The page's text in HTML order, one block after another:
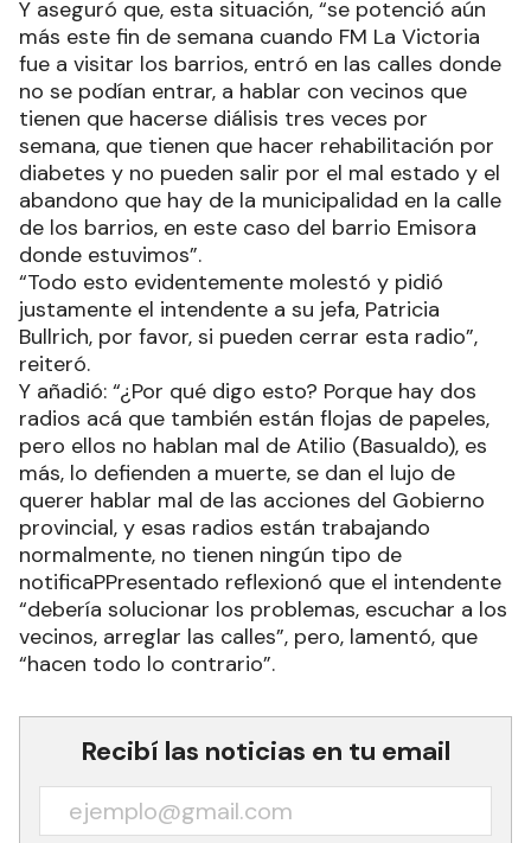
Y aseguró que, esta situación, “se potenció aún
más este fin de semana cuando FM La Victoria
fue a visitar los barrios, entró en las calles donde
no se podían entrar, a hablar con vecinos que
tienen que hacerse diálisis tres veces por
semana, que tienen que hacer rehabilitación por
diabetes y no pueden salir por el mal estado y el
abandono que hay de la municipalidad en la calle
de los barrios, en este caso del barrio Emisora
donde estuvimos”.
“Todo esto evidentemente molestó y pidió
justamente el intendente a su jefa, Patricia
Bullrich, por favor, si pueden cerrar esta radio”,
reiteró.
Y añadió: “¿Por qué digo esto? Porque hay dos
radios acá que también están flojas de papeles,
pero ellos no hablan mal de Atilio (Basualdo), es
más, lo defienden a muerte, se dan el lujo de
querer hablar mal de las acciones del Gobierno
provincial, y esas radios están trabajando
normalmente, no tienen ningún tipo de
notificaPPresentado reflexionó que el intendente
“debería solucionar los problemas, escuchar a los
vecinos, arreglar las calles”, pero, lamentó, que
“hacen todo lo contrario”.
Recibí las noticias en tu email